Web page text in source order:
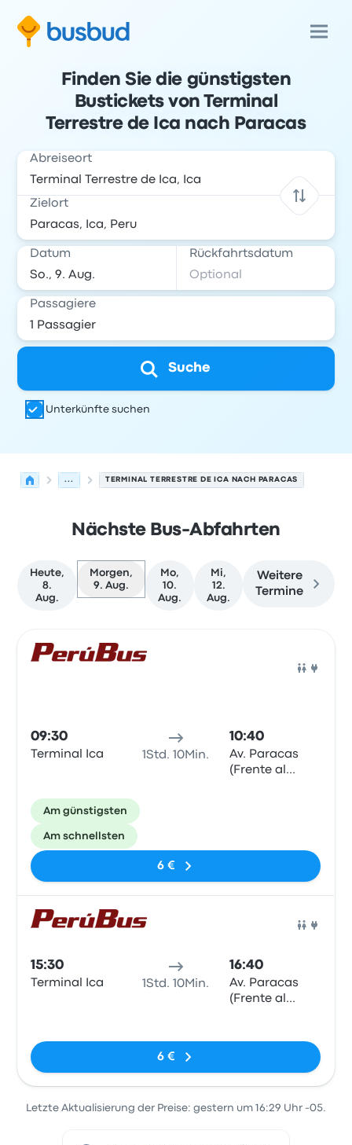
Finden Sie die günstigsten
Bustickets von Terminal
Terrestre de Ica nach Paracas
Abreiseort
Zielort
Datum Rückfahrtsdatum
Passagiere
Suche
Unterkünfte suchen
... TERMINAL TERRESTRE DE ICA NACH PARACAS
Nächste Bus-Abfahrten
Heute,
8.
Aug.
Morgen,
9. Aug.
Mo,
10.
Aug.
Mi,
12.
Aug.
Weitere
Termine
09:30
Terminal Ica 1Std. 10Min.
10:40
Av. Paracas
(Frente al
Am günstigsten
Am schnellsten
6 €
15:30
Terminal Ica 1Std. 10Min.
16:40
Av. Paracas
(Frente al
6 €
Letzte Aktualisierung der Preise: gestern um 16:29 Uhr -05.